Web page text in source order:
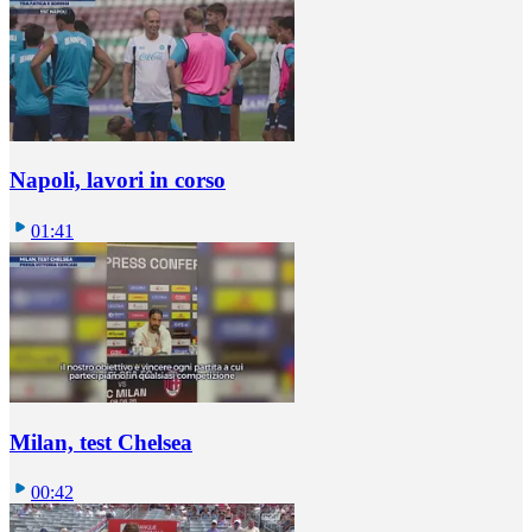
Napoli, lavori in corso
01:41
Milan, test Chelsea
00:42